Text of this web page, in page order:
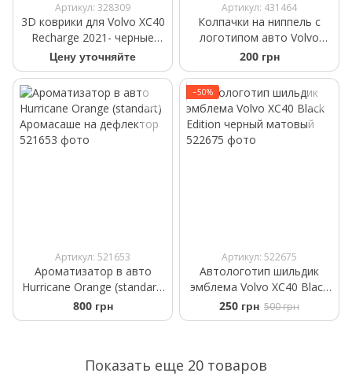
Артикул: 328309
3D коврики для Volvo XC40
Recharge 2021- черные
передние WeatherTech
4416611
Цену уточняйте
Артикул: 431464
Колпачки на ниппель с
логотипом авто Volvo
черного цвета
200 грн
Артикул: 521653
Ароматизатор в авто
Hurricane Orange (standart)
Аромасаше на дефлектор
800 грн
−50%
Артикул: 522675
Автологотип шильдик
эмблема Volvo XC40 Black
Edition черный матовый
250 грн 500 грн
Показать еще 20 товаров